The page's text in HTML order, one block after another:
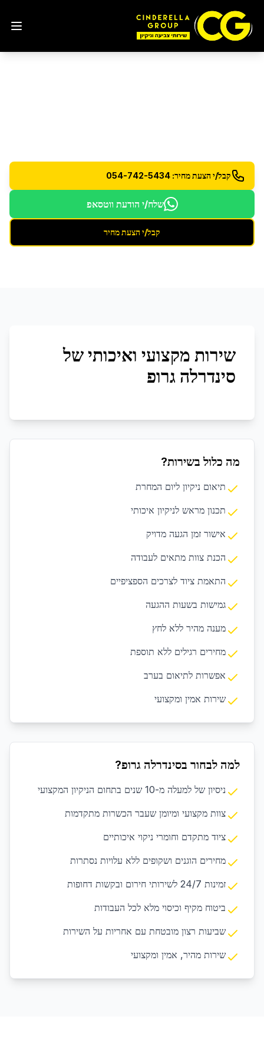
קבל/י הצעת מחיר: 054-742-5434
שלח/י הודעת ווטסאפ
קבל/י הצעת מחיר
שירות מקצועי ואיכותי של
סינדרלה גרופ
מה כלול בשירות?
תיאום ניקיון ליום המחרת
תכנון מראש לניקיון איכותי
אישור זמן הגעה מדויק
הכנת צוות מתאים לעבודה
התאמת ציוד לצרכים הספציפיים
גמישות בשעות ההגעה
מענה מהיר ללא לחץ
מחירים רגילים ללא תוספת
אפשרות לתיאום בערב
שירות אמין ומקצועי
למה לבחור בסינדרלה גרופ?
ניסיון של למעלה מ-10 שנים בתחום הניקיון המקצועי
צוות מקצועי ומיומן שעבר הכשרות מתקדמות
ציוד מתקדם וחומרי ניקוי איכותיים
מחירים הוגנים ושקופים ללא עלויות נסתרות
זמינות 24/7 לשירותי חירום ובקשות דחופות
ביטוח מקיף וכיסוי מלא לכל העבודות
שביעות רצון מובטחת עם אחריות על השירות
שירות מהיר, אמין ומקצועי